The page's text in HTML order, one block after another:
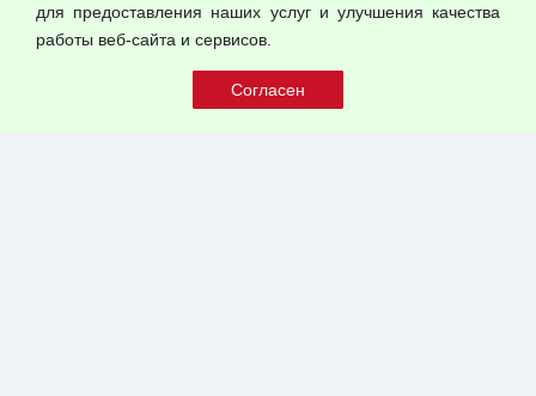
© 2026 ООО "Феникс"
для предоставления наших услуг и улучшения качества
работы веб-сайта и сервисов.